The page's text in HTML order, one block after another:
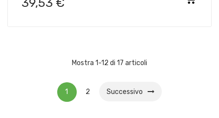
Mostra 1-12 di 17 articoli
1 2 Successivo